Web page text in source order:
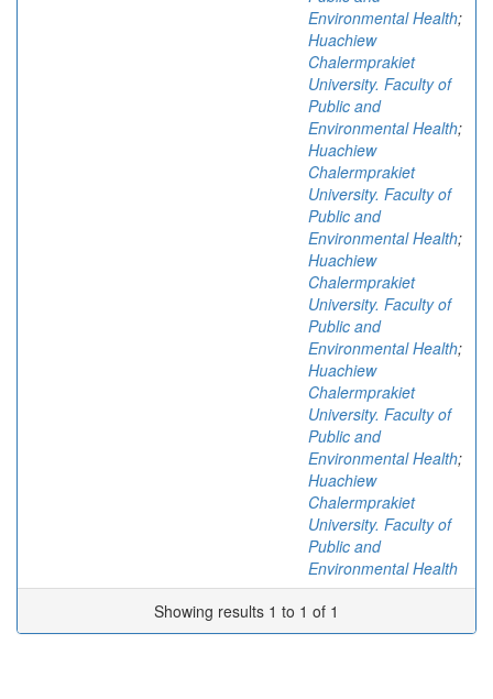
Environmental Health;
Huachiew
Chalermprakiet
University. Faculty of
Public and
Environmental Health;
Huachiew
Chalermprakiet
University. Faculty of
Public and
Environmental Health;
Huachiew
Chalermprakiet
University. Faculty of
Public and
Environmental Health;
Huachiew
Chalermprakiet
University. Faculty of
Public and
Environmental Health;
Huachiew
Chalermprakiet
University. Faculty of
Public and
Environmental Health
Showing results 1 to 1 of 1